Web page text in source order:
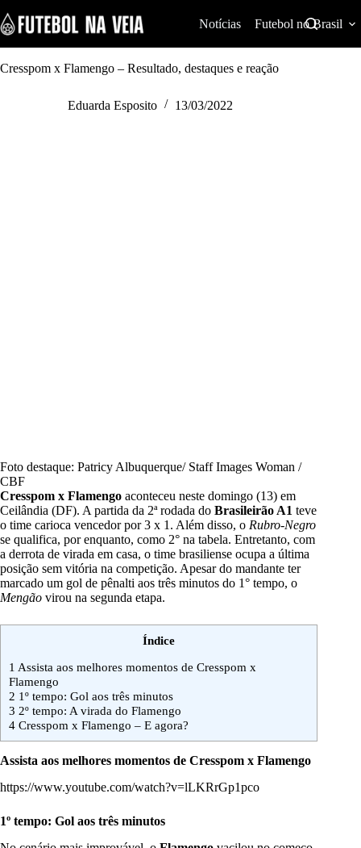
k
i
p
t
Notícias Futebol no Brasil
Cresspom x Flamengo – Resultado, destaques e reação
Eduarda Esposito 13/03/2022
Foto destaque: Patricy Albuquerque/ Staff Images Woman /
CBF
Cresspom x Flamengo aconteceu neste domingo (13) em
Ceilândia (DF). A partida da 2ª rodada do Brasileirão A1 teve
o time carioca vencedor por 3 x 1. Além disso, o Rubro-Negro
se qualifica, por enquanto, como 2° na tabela. Entretanto, com
a derrota de virada em casa, o time brasiliense ocupa a última
posição sem vitória na competição. Apesar do mandante ter
marcado um gol de pênalti aos três minutos do 1° tempo, o
Mengão virou na segunda etapa.
Índice
1 Assista aos melhores momentos de Cresspom x
Flamengo
2 1º tempo: Gol aos três minutos
3 2º tempo: A virada do Flamengo
4 Cresspom x Flamengo – E agora?
Assista aos melhores momentos de Cresspom x Flamengo
https://www.youtube.com/watch?v=lLKRrGp1pco
1º tempo: Gol aos três minutos